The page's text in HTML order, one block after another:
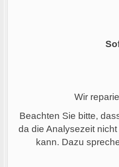
Wir
Beachten Sie bitte,
da die Analysezeit
kann. Dazu